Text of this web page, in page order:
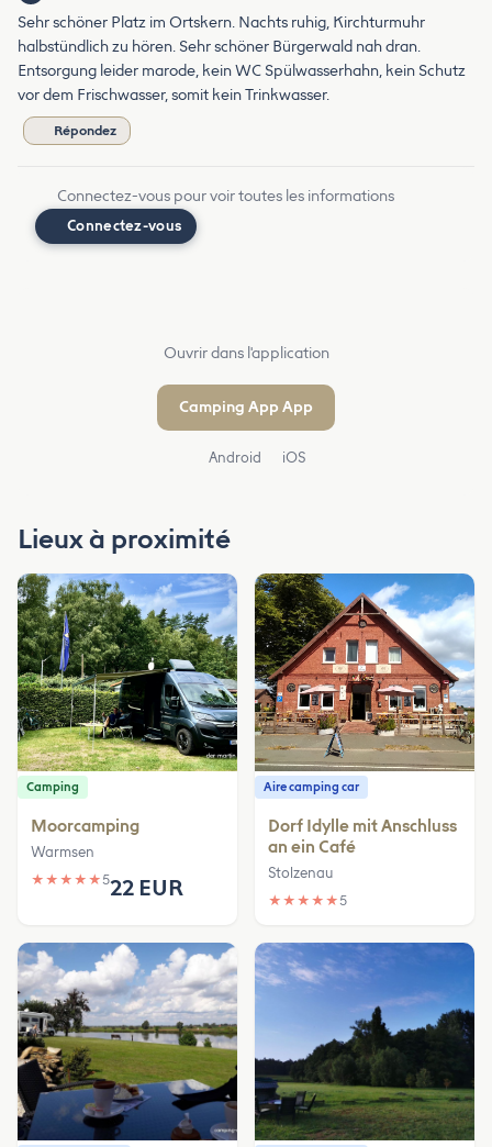
Sehr schöner Platz im Ortskern. Nachts ruhig, Kirchturmuhr
halbstündlich zu hören. Sehr schöner Bürgerwald nah dran.
Entsorgung leider marode, kein WC Spülwasserhahn, kein Schutz
vor dem Frischwasser, somit kein Trinkwasser.
Répondez
Connectez-vous pour voir toutes les informations
Connectez-vous
Ouvrir dans l'application
Camping App App
Android iOS
Lieux à proximité
Camping
Moorcamping
Warmsen
★ ★ ★ ★ ★522 EUR
Aire camping car
Dorf Idylle mit Anschluss
an ein Café
Stolzenau
★ ★ ★ ★ ★5